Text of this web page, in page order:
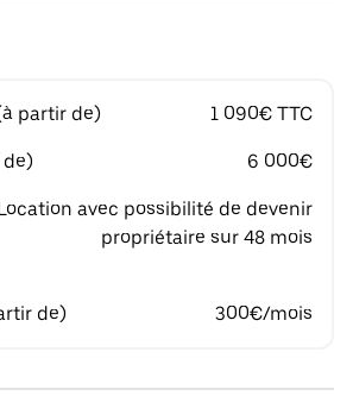
partir de) 1 090€ TTC
6 000€
avec possibilité de devenir
propriétaire sur 48 mois
de) 300€/mois